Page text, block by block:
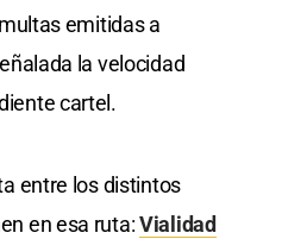
emitidas a
la velocidad
cartel.
entre los distintos
en esa ruta:Vialidad